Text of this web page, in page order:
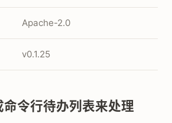
Apache-2.0
v0.1.25
命令行待办列表来处理